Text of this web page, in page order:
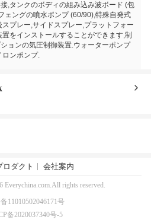
,タンクのボディの組み込み波ボード (包
ェングの噴水ポンプ (60/90),特殊自発式
プレー,サイドスプレー,プラットフォー
をインストールすることができます,制
ョンの気圧制御装置.ウォーターポンプ
ロンポンプ.
ロダクト 会社案内
Everychina.com.All rights reserved.
11010502046171号
备2020037340号-5